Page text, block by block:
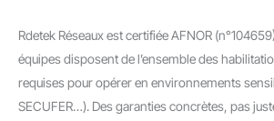
Rdetek Réseaux est certifiée AFNOR
équipes disposent de l’ensemble des
requises pour opérer en environnements
SECUFER…). Des garanties concrètes, pas